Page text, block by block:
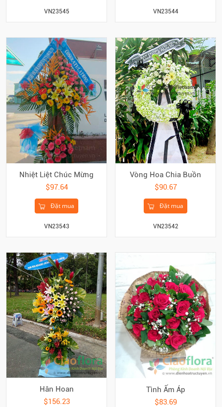
VN23545 VN23544
Nhiệt Liệt Chúc Mừng
$97.64
Đặt mua
VN23543
Vòng Hoa Chia Buồn
$90.67
Đặt mua
VN23542
Hân Hoan
$156.23
Tình Ấm Áp
$83.69